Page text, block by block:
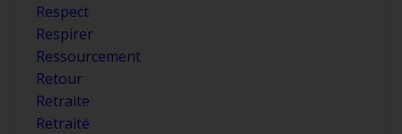
Respect
Respirer
Ressourcement
Retour
Retraite
Retraité